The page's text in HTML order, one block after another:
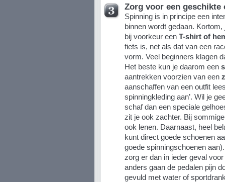
Zorg voor een geschikte
Spinning is in principe een
binnen wordt gedaan.
bij voorkeur een T-shirt of
fiets is, net als dat van een
vorm. Veel beginners klagen
Het beste kun je daarom een
aantrekken voorzien van een
aanschaffen van een outfit
spinningkleding aan’. Wil je
schaf dan een speciale
zit je ook zachter. Bij
ook lenen. Daarnaast, heel
kunt direct goede schoenen
goede spinningschoenen
zorg er dan in ieder geval
anders gaan de pedalen pijn
gevuld met water of